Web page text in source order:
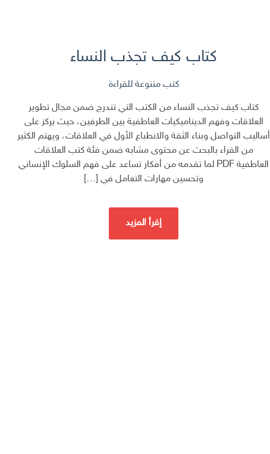
كتاب كيف تجذب النساء
كتب متنوعة للقراءة
كتاب كيف تجذب النساء من الكتب التي تندرج ضمن مجال تطوير
العلاقات وفهم الديناميكيات العاطفية بين الطرفين، حيث يركز على
أساليب التواصل وبناء الثقة والانطباع الأول في العلاقات، ويهتم الكثير
من القراء بالبحث عن محتوى مشابه ضمن فئة كتب العلاقات
العاطفية PDF لما تقدمه من أفكار تساعد على فهم السلوك الإنساني
وتحسين مهارات التعامل في […]
إقرأ المزيد